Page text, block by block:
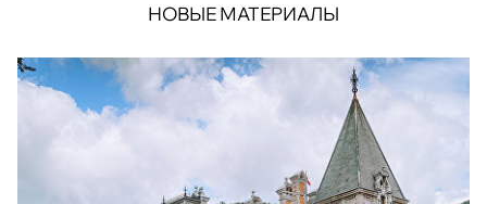
НОВЫЕ МАТЕРИАЛЫ